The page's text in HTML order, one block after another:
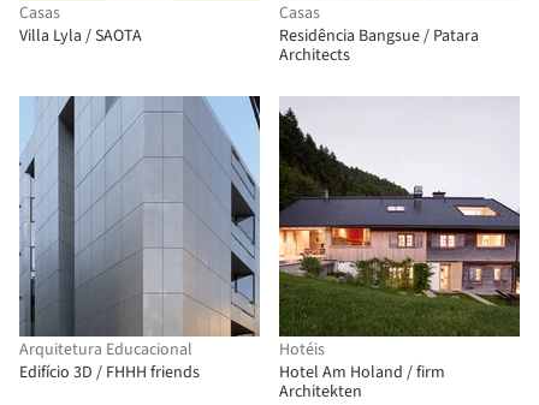
Casas
Villa Lyla / SAOTA
Casas
Residência Bangsue / Patara
Architects
Arquitetura Educacional
Edifício 3D / FHHH friends
Hotéis
Hotel Am Holand / firm
Architekten